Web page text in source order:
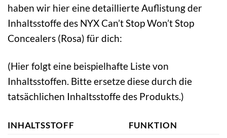
haben wir hier eine detaillierte Auflistung der
Inhaltsstoffe des NYX Can’t Stop Won’t Stop
Concealers (Rosa) für dich:
(Hier folgt eine beispielhafte Liste von
Inhaltsstoffen. Bitte ersetze diese durch die
tatsächlichen Inhaltsstoffe des Produkts.)
INHALTSSTOFF
FUNKTION